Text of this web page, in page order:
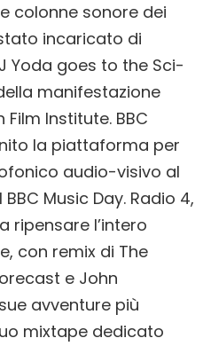
colonne sonore dei
incaricato di
Yoda goes to the Sci-
manifestazione
Institute. BBC
la piattaforma per
audio-visivo al
Music Day. Radio 4,
ripensare l’intero
con remix di The
e John
avventure più
mixtape dedicato